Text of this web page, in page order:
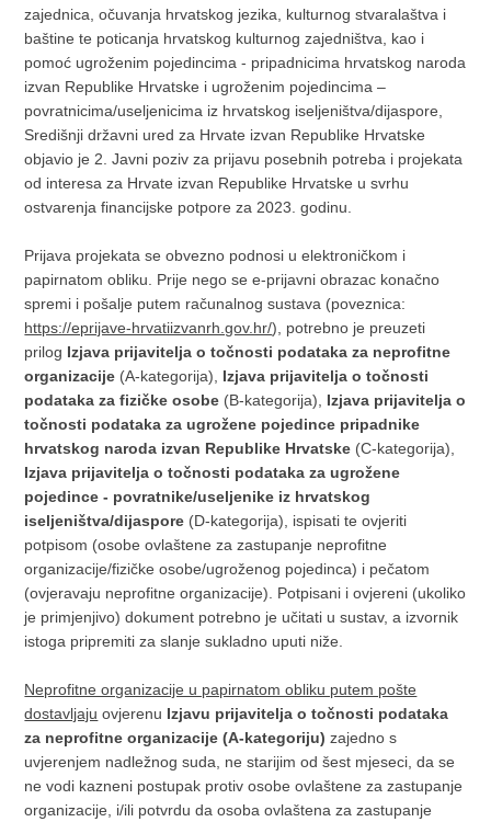
zajednica, očuvanja hrvatskog jezika, kulturnog stvaralaštva i
baštine te poticanja hrvatskog kulturnog zajedništva, kao i
pomoć ugroženim pojedincima - pripadnicima hrvatskog naroda
izvan Republike Hrvatske i ugroženim pojedincima –
povratnicima/useljenicima iz hrvatskog iseljeništva/dijaspore,
Središnji državni ured za Hrvate izvan Republike Hrvatske
objavio je 2. Javni poziv za prijavu posebnih potreba i projekata
od interesa za Hrvate izvan Republike Hrvatske u svrhu
ostvarenja financijske potpore za 2023. godinu.
Prijava projekata se obvezno podnosi u elektroničkom i
papirnatom obliku. Prije nego se e-prijavni obrazac konačno
spremi i pošalje putem računalnog sustava (poveznica:
https://eprijave-hrvatiizvanrh.gov.hr/), potrebno je preuzeti
prilog Izjava prijavitelja o točnosti podataka za neprofitne
organizacije (A-kategorija), Izjava prijavitelja o točnosti
podataka za fizičke osobe (B-kategorija), Izjava prijavitelja o
točnosti podataka za ugrožene pojedince pripadnike
hrvatskog naroda izvan Republike Hrvatske (C-kategorija),
Izjava prijavitelja o točnosti podataka za ugrožene
pojedince - povratnike/useljenike iz hrvatskog
iseljeništva/dijaspore (D-kategorija), ispisati te ovjeriti
potpisom (osobe ovlaštene za zastupanje neprofitne
organizacije/fizičke osobe/ugroženog pojedinca) i pečatom
(ovjeravaju neprofitne organizacije). Potpisani i ovjereni (ukoliko
je primjenjivo) dokument potrebno je učitati u sustav, a izvornik
istoga pripremiti za slanje sukladno uputi niže.
Neprofitne organizacije u papirnatom obliku putem pošte
dostavljaju ovjerenu Izjavu prijavitelja o točnosti podataka
za neprofitne organizacije (A-kategoriju) zajedno s
uvjerenjem nadležnog suda, ne starijim od šest mjeseci, da se
ne vodi kazneni postupak protiv osobe ovlaštene za zastupanje
organizacije, i/ili potvrdu da osoba ovlaštena za zastupanje